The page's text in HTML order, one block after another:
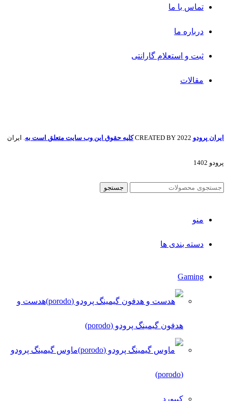
تماس با ما
درباره ما
ثبت و استعلام گارانتی
مقالات
ایران پرودو 2022 CREATED BY کلیه حقوق این وب سایت متعلق است به . ایران
پرودو 1402
جستجو
منو
دسته بندی ها
Gaming
هدست و
هدفون گیمینگ پرودو (porodo)
ماوس گیمینگ پرودو
(porodo)
کیبورد